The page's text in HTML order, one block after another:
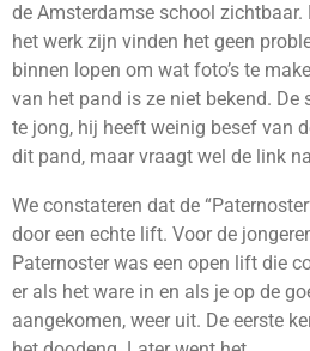
de Amsterdamse school zichtbaar.
het werk zijn vinden het geen
binnen lopen om wat foto’s te
van het pand is ze niet bekend. De
te jong, hij heeft weinig besef van
dit pand, maar vraagt wel de link
We constateren dat de
door een echte lift. Voor de
Paternoster was een open lift die
er als het ware in en als je op de
aangekomen, weer uit. De eerste